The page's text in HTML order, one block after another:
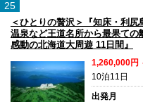
25
＜ひとりの贅沢＞『知床・利
温泉など王道名所から最果て
感動の北海道大周遊 11日間』
1,260,000円
10泊11日
出発月